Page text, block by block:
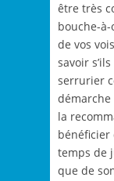
être très
bouche-
de vos
savoir
serrurier
la
bénéficier
temps de
que de